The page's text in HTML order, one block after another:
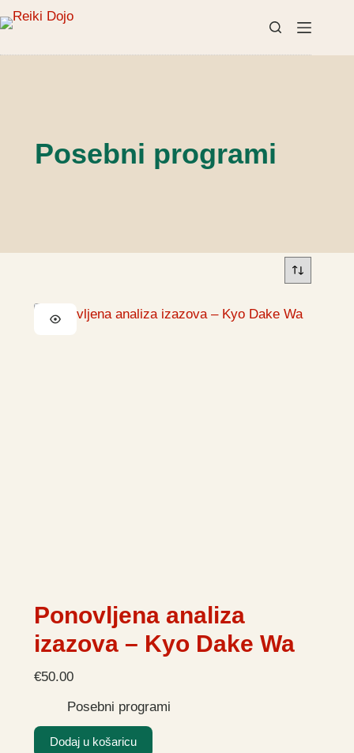
Preskoči
na
sadržaj
Posebni programi
Ponovljena analiza
izazova – Kyo Dake Wa
€50.00
Posebni programi
Dodaj u košaricu